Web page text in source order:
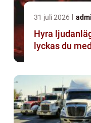
31 juli 2026
Hyra
lyckas du